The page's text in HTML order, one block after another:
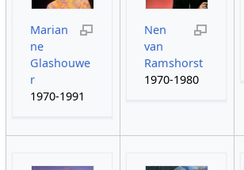
Marian
ne
Glashouwe
r
1970-1991
Nen
van
Ramshorst
1970-1980